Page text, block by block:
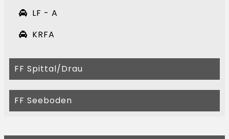
LF - A
KRFA
FF Spittal/Drau
FF Seeboden